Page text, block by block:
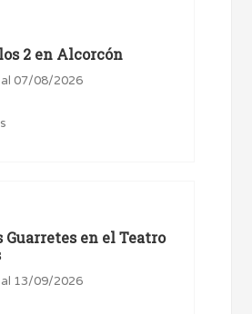
2 en Alcorcón
07/08/2026
Guarretes en el Teatro
13/09/2026